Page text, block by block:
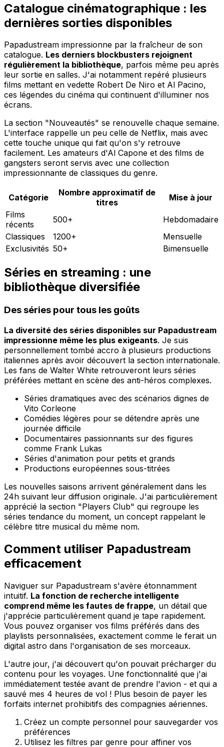
Catalogue cinématographique : les
dernières sorties disponibles
Papadustream impressionne par la fraîcheur de son
catalogue. Les derniers blockbusters rejoignent
régulièrement la bibliothèque, parfois même peu après
leur sortie en salles. J'ai notamment repéré plusieurs
films mettant en vedette Robert De Niro et Al Pacino,
ces légendes du cinéma qui continuent d'illuminer nos
écrans.
La section "Nouveautés" se renouvelle chaque semaine.
L'interface rappelle un peu celle de Netflix, mais avec
cette touche unique qui fait qu'on s'y retrouve
facilement. Les amateurs d'Al Capone et des films de
gangsters seront servis avec une collection
impressionnante de classiques du genre.
Catégorie
Nombre approximatif de
titres
Mise à jour
Films
récents
500+
Hebdomadaire
Classiques
1200+
Mensuelle
Exclusivités 50+ Bimensuelle
Séries en streaming : une
bibliothèque diversifiée
Des séries pour tous les goûts
La diversité des séries disponibles sur Papadustream
impressionne même les plus exigeants. Je suis
personnellement tombé accro à plusieurs productions
italiennes après avoir découvert la section internationale.
Les fans de Walter White retrouveront leurs séries
préférées mettant en scène des anti-héros complexes.
Séries dramatiques avec des scénarios dignes de
Vito Corleone
Comédies légères pour se détendre après une
journée difficile
Documentaires passionnants sur des figures
comme Frank Lukas
Séries d'animation pour petits et grands
Productions européennes sous-titrées
Les nouvelles saisons arrivent généralement dans les
24h suivant leur diffusion originale. J'ai particulièrement
apprécié la section "Players Club" qui regroupe les
séries tendance du moment, un concept rappelant le
célèbre titre musical du même nom.
Comment utiliser Papadustream
efficacement
Naviguer sur Papadustream s'avère étonnamment
intuitif. La fonction de recherche intelligente
comprend même les fautes de frappe, un détail que
j'apprécie particulièrement quand je tape rapidement.
Vous pouvez organiser vos films préférés dans des
playlists personnalisées, exactement comme le ferait un
digital astro dans l'organisation de ses morceaux.
L'autre jour, j'ai découvert qu'on pouvait précharger du
contenu pour les voyages. Une fonctionnalité que j'ai
immédiatement testée avant de prendre l'avion - et qui a
sauvé mes 4 heures de vol ! Plus besoin de payer les
forfaits internet prohibitifs des compagnies aériennes.
Créez un compte personnel pour sauvegarder vos
préférences
Utilisez les filtres par genre pour affiner vos